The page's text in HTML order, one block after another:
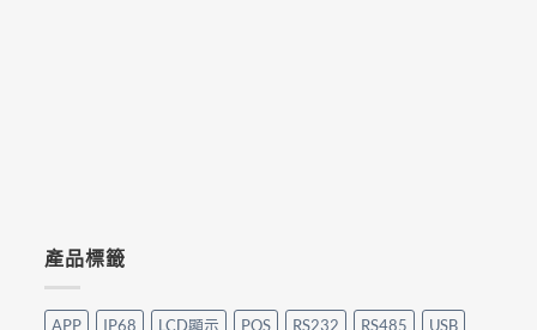
產品標籤
APP IP68 LCD顯示 POS RS232 RS485 USB